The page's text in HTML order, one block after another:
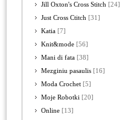
Jill Oxton's Cross Stitch [24]
Just Cross Ctitch [31]
Katia [7]
Knit&mode [56]
Mani di fata [38]
Mezginiu pasaulis [16]
Moda Crochet [5]
Moje Robotki [20]
Online [13]